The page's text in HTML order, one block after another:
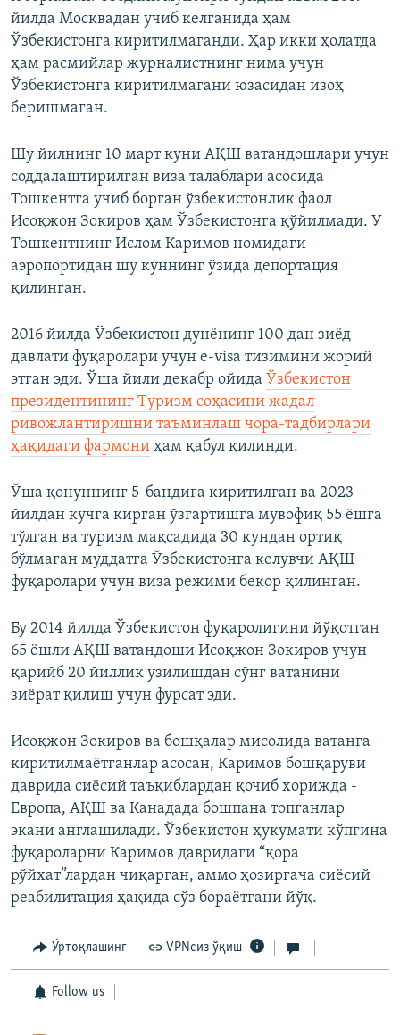
йилда Москвадан учиб келганида ҳам
Ўзбекистонга киритилмаганди. Ҳар икки ҳолатда
ҳам расмийлар журналистнинг нима учун
Ўзбекистонга киритилмагани юзасидан изоҳ
беришмаган.
Шу йилнинг 10 март куни АҚШ ватандошлари учун
соддалаштирилган виза талаблари асосида
Тошкентга учиб борган ўзбекистонлик фаол
Исоқжон Зокиров ҳам Ўзбекистонга қўйилмади. У
Тошкентнинг Ислом Каримов номидаги
аэропортидан шу куннинг ўзида депортация
қилинган.
2016 йилда Ўзбекистон дунёнинг 100 дан зиёд
давлати фуқаролари учун e-visa тизимини жорий
этган эди. Ўша йили декабр ойида Ўзбекистон
президентининг Туризм соҳасини жадал
ривожлантиришни таъминлаш чора-тадбирлари
ҳақидаги фармони ҳам қабул қилинди.
Ўша қонуннинг 5-бандига киритилган ва 2023
йилдан кучга кирган ўзгартишга мувофиқ 55 ёшга
тўлган ва туризм мақсадида 30 кундан ортиқ
бўлмаган муддатга Ўзбекистонга келувчи АҚШ
фуқаролари учун виза режими бекор қилинган.
Бу 2014 йилда Ўзбекистон фуқаролигини йўқотган
65 ёшли АҚШ ватандоши Исоқжон Зокиров учун
қарийб 20 йиллик узилишдан сўнг ватанини
зиёрат қилиш учун фурсат эди.
Исоқжон Зокиров ва бошқалар мисолида ватанга
киритилмаётганлар асосан, Каримов бошқаруви
даврида сиёсий таъқиблардан қочиб хорижда -
Европа, АҚШ ва Канадада бошпана топганлар
экани англашилади. Ўзбекистон ҳукумати кўпгина
фуқароларни Каримов давридаги “қора
рўйхат”лардан чиқарган, аммо ҳозиргача сиёсий
реабилитация ҳақида сўз бораётгани йўқ.
Ўртоқлашинг VPNсиз ўқиш
Follow us